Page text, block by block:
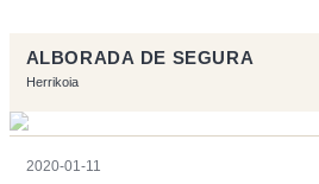
ALBORADA DE SEGURA
Herrikoia
2020-01-11